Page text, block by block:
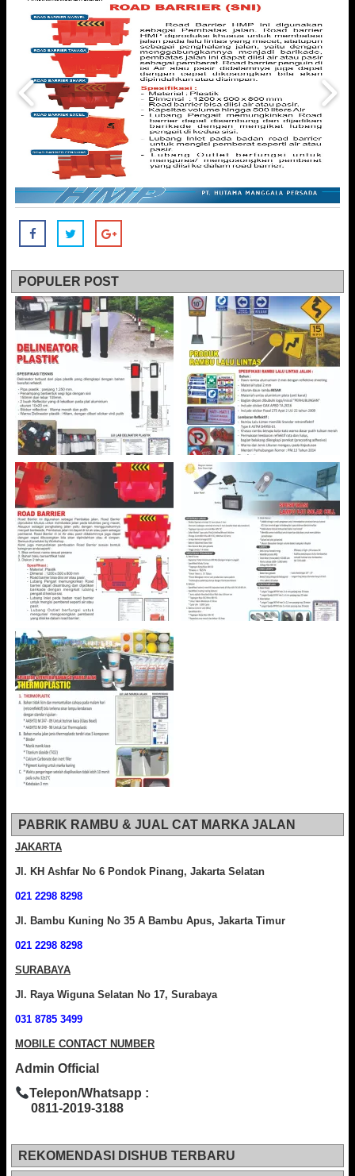
POPULER POST
PABRIK RAMBU & JUAL CAT MARKA JALAN
JAKARTA
Jl. KH Ashfar No 6 Pondok Pinang, Jakarta Selatan
021 2298 8298
Jl. Bambu Kuning No 35 A Bambu Apus, Jakarta Timur
021 2298 8298
SURABAYA
Jl. Raya Wiguna Selatan No 17, Surabaya
031 8785 3499
MOBILE CONTACT NUMBER
Admin Official
Telepon/Whatsapp :
0811-2019-3188
REKOMENDASI DISHUB TERBARU